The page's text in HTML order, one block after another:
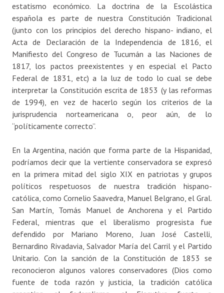
estatismo económico. La doctrina de la Escolástica
española es parte de nuestra Constitución Tradicional
(junto con los principios del derecho hispano- indiano, el
Acta de Declaración de la Independencia de 1816, el
Manifiesto del Congreso de Tucumán a las Naciones de
1817, los pactos preexistentes y en especial el Pacto
Federal de 1831, etc) a la luz de todo lo cual se debe
interpretar la Constitución escrita de 1853 (y las reformas
de 1994), en vez de hacerlo según los criterios de la
jurisprudencia norteamericana o, peor aún, de lo
“políticamente correcto”.
En la Argentina, nación que forma parte de la Hispanidad,
podríamos decir que la vertiente conservadora se expresó
en la primera mitad del siglo XIX en patriotas y grupos
políticos respetuosos de nuestra tradición hispano-
católica, como Cornelio Saavedra, Manuel Belgrano, el Gral.
San Martín, Tomás Manuel de Anchorena y el Partido
Federal, mientras que el liberalismo progresista fue
defendido por Mariano Moreno, Juan José Castelli,
Bernardino Rivadavia, Salvador María del Carril y el Partido
Unitario. Con la sanción de la Constitución de 1853 se
reconocieron algunos valores conservadores (Dios como
fuente de toda razón y justicia, la tradición católica